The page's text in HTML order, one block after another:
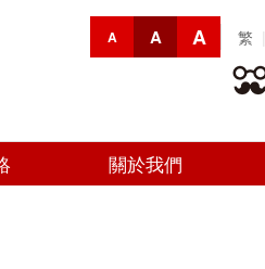
A A A 繁
關於我們